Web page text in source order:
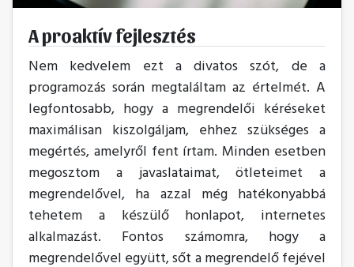
A proaktív fejlesztés
Nem kedvelem ezt a divatos szót, de a
programozás során megtaláltam az értelmét. A
legfontosabb, hogy a megrendelői kéréseket
maximálisan kiszolgáljam, ehhez szükséges a
megértés, amelyről fent írtam. Minden esetben
megosztom a javaslataimat, ötleteimet a
megrendelővel, ha azzal még hatékonyabbá
tehetem a készülő honlapot, internetes
alkalmazást. Fontos számomra, hogy a
megrendelővel együtt, sőt a megrendelő fejével